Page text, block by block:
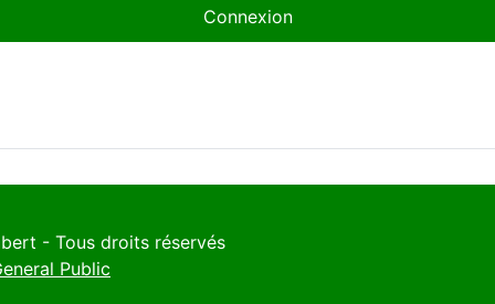
Connexion
- Tous droits réservés
Public